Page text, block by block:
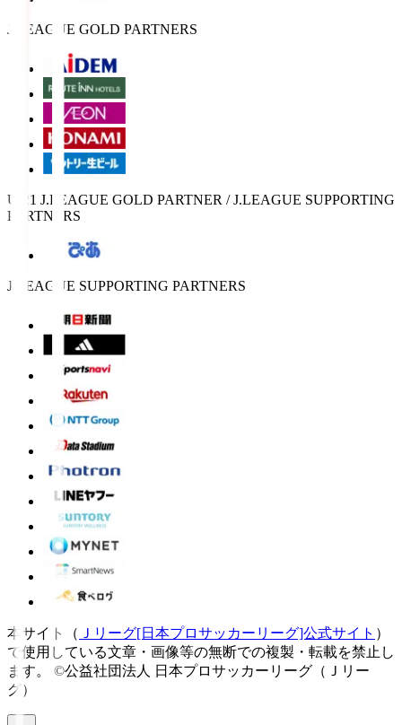
J.LEAGUE GOLD PARTNERS
U-21 J.LEAGUE GOLD PARTNER / J.LEAGUE SUPPORTING
PARTNERS
J.LEAGUE SUPPORTING PARTNERS
本サイト（ Ｊリーグ[日本プロサッカーリーグ]公式サイト ）
で使用している文章・画像等の無断での複製・転載を禁止し
ます。
©公益社団法人 日本プロサッカーリーグ（Ｊリー
グ）